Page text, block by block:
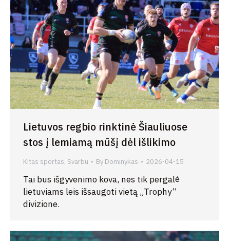
Lietuvos regbio rinktinė Šiauliuose
stos į lemiamą mūšį dėl išlikimo
Kitas sportas, Svarbu By Dominykas 2026-04-15
Tai bus išgyvenimo kova, nes tik pergalė
lietuviams leis išsaugoti vietą „Trophy“
divizione.